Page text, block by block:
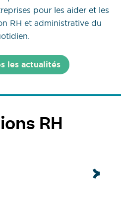
pour les aider et les
RH et administrative du
les actualités
RH